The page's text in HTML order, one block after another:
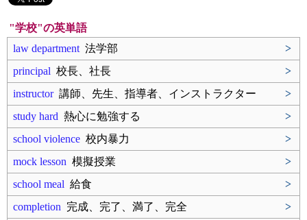
"学校"の英単語
law department 法学部
>
principal 校長、社長
>
instructor講師、先生、指導者、インストラクター
>
study hard 熱心に勉強する
>
school violence 校内暴力
>
mock lesson 模擬授業
>
school meal 給食
>
completion 完成、完了、満了、完全
>